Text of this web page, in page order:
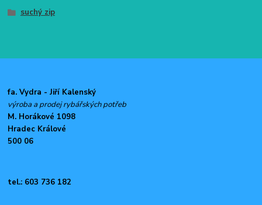
suchý zip
fa. Vydra - Jiří Kalenský
výroba a prodej rybářských potřeb
M. Horákové 1098
Hradec Králové
500 06
tel.: 603 736 182